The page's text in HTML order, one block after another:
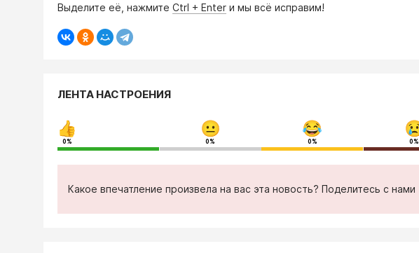
Выделите её, нажмите Ctrl + Enter и мы всё исправим!
ЛЕНТА НАСТРОЕНИЯ
0% 0% 0% 0%
Какое впечатление произвела на вас эта новость? Поделитесь с нами